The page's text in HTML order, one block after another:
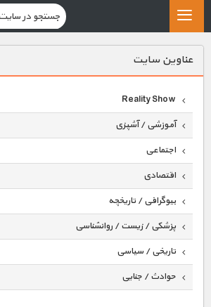
عناوين سايت
Reality Show
آموزشی / آشپزی
اجتماعی
اقتصادی
بیوگرافی / تاریخچه
پزشکی / زیست / روانشناسی
تاریخی / سیاسی
حوادث / جنایی